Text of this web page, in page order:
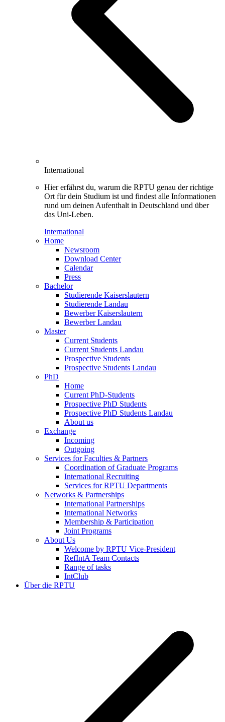
International
Hier erfährst du, warum die RPTU genau der richtige
Ort für dein Studium ist und findest alle Informationen
rund um deinen Aufenthalt in Deutschland und über
das Uni-Leben.
International
Home
Newsroom
Download Center
Calendar
Press
Bachelor
Studierende Kaiserslautern
Studierende Landau
Bewerber Kaiserslautern
Bewerber Landau
Master
Current Students
Current Students Landau
Prospective Students
Prospective Students Landau
PhD
Home
Current PhD-Students
Prospective PhD Students
Prospective PhD Students Landau
About us
Exchange
Incoming
Outgoing
Services for Faculties & Partners
Coordination of Graduate Programs
International Recruiting
Services for RPTU Departments
Networks & Partnerships
International Partnerships
International Networks
Membership & Participation
Joint Programs
About Us
Welcome by RPTU Vice-President
RefIntA Team Contacts
Range of tasks
IntClub
Über die RPTU